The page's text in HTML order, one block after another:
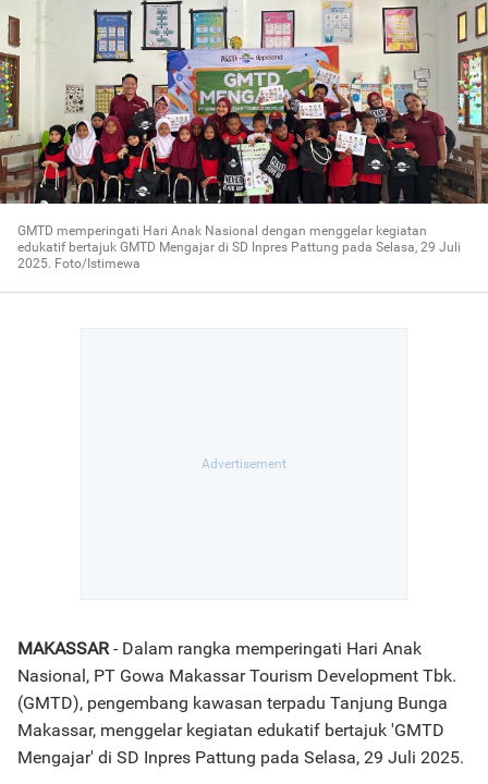
GMTD memperingati Hari Anak Nasional dengan menggelar kegiatan
edukatif bertajuk GMTD Mengajar di SD Inpres Pattung pada Selasa, 29 Juli
2025. Foto/Istimewa
MAKASSAR- Dalam rangka memperingati Hari Anak
Nasional, PT Gowa Makassar Tourism Development Tbk.
(GMTD), pengembang kawasan terpadu Tanjung Bunga
Makassar, menggelar kegiatan edukatif bertajuk 'GMTD
Mengajar' di SD Inpres Pattung pada Selasa, 29 Juli 2025.